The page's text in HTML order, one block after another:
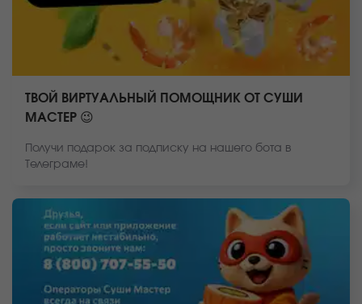
ТВОЙ ВИРТУАЛЬНЫЙ ПОМОЩНИК ОТ СУШИ
МАСТЕР 😉
Получи подарок за подписку на нашего бота в
Телеграме!